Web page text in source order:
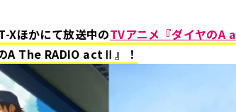
Xほかにて放送中のTVアニメ『ダイヤのA
A The RADIO actⅡ』！